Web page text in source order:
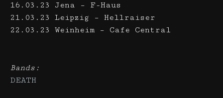
16.03.23 Jena – F-Haus
21.03.23 Leipzig – Hellraiser
22.03.23 Weinheim – Cafe Central
Bands:
DEATH